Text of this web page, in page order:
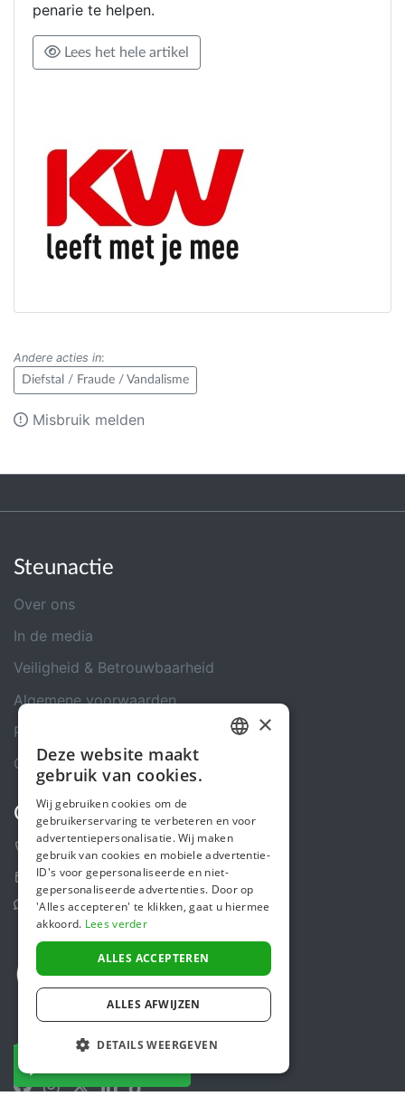
penarie te helpen.
Lees het hele artikel
Andere acties in:
Diefstal / Fraude / Vandalisme
Misbruik melden
Steunactie
Over ons
In de media
Veiligheid & Betrouwbaarheid
Algemene voorwaarden
Privacybeleid
Cookiebeleid
Contact
+31 (0)85 488 4765
Contactformulier
Helpcentrum
Volg ons
ENGLISH
×
Deze website maakt
gebruik van cookies.
Wij gebruiken cookies om de
gebruikerservaring te verbeteren en voor
advertentiepersonalisatie. Wij maken
gebruik van cookies en mobiele advertentie-
ID's voor gepersonaliseerde en niet-
gepersonaliseerde advertenties. Door op
'Alles accepteren' te klikken, gaat u hiermee
akkoord. Lees verder
ALLES ACCEPTEREN
ALLES AFWIJZEN
DETAILS WEERGEVEN